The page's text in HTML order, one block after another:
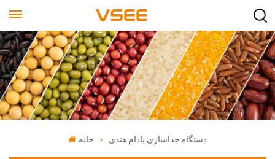
خانه دستگاه جداسازی بادام هندی